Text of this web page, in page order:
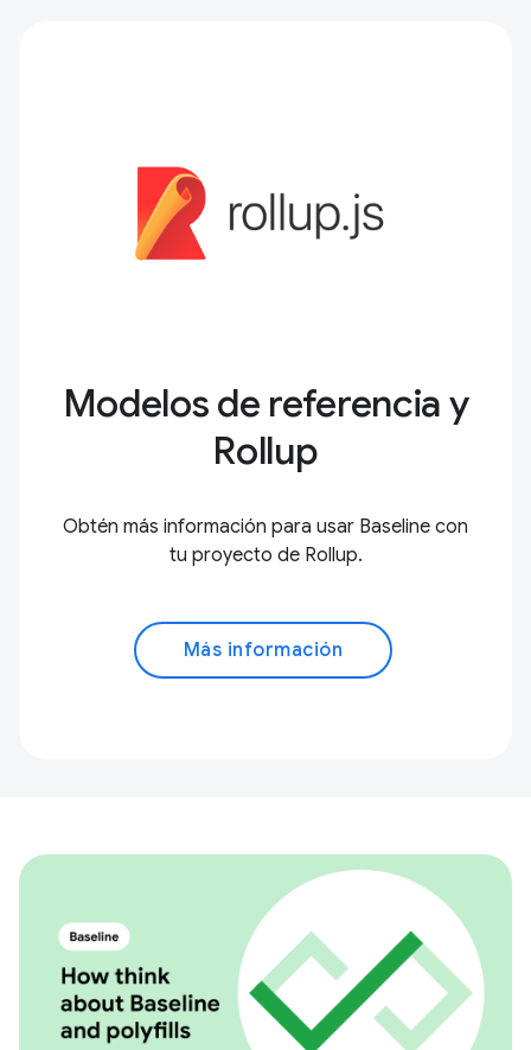
Modelos de referencia y
Rollup
Obtén más información para usar Baseline con
tu proyecto de Rollup.
Más información